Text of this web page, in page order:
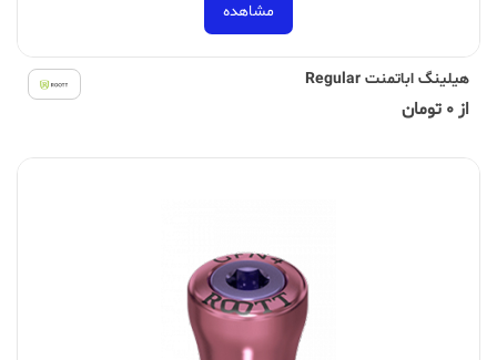
مشاهده
هیلینگ اباتمنت Regular
از 0 تومان